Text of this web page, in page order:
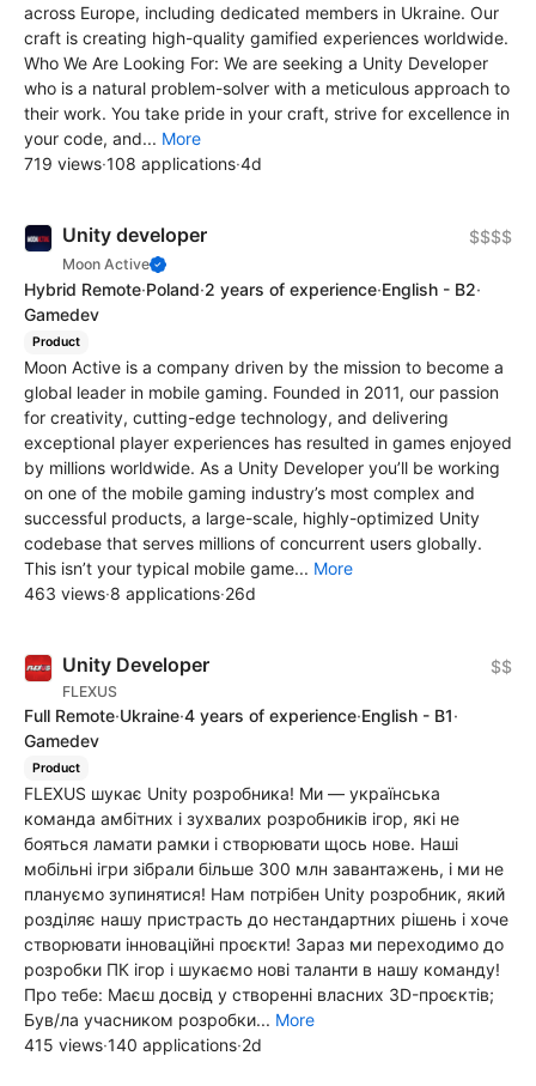
across Europe, including dedicated members in Ukraine. Our
craft is creating high-quality gamified experiences worldwide.
Who We Are Looking For: We are seeking a Unity Developer
who is a natural problem-solver with a meticulous approach to
their work. You take pride in your craft, strive for excellence in
your code, and... More
719 views·108 applications·4d
Unity developer
Moon Active
$$$$
Hybrid Remote·Poland·2 years of experience·English - B2·
Gamedev
Product
Moon Active is a company driven by the mission to become a
global leader in mobile gaming. Founded in 2011, our passion
for creativity, cutting-edge technology, and delivering
exceptional player experiences has resulted in games enjoyed
by millions worldwide. As a Unity Developer you’ll be working
on one of the mobile gaming industry’s most complex and
successful products, a large-scale, highly-optimized Unity
codebase that serves millions of concurrent users globally.
This isn’t your typical mobile game... More
463 views·8 applications·26d
Unity Developer
FLEXUS
$$
Full Remote·Ukraine·4 years of experience·English - B1·
Gamedev
Product
FLEXUS шукає Unity розробника! Ми — українська
команда амбітних і зухвалих розробників ігор, які не
бояться ламати рамки і створювати щось нове. Наші
мобільні ігри зібрали більше 300 млн завантажень, і ми не
плануємо зупинятися! Нам потрібен Unity розробник, який
розділяє нашу пристрасть до нестандартних рішень і хоче
створювати інноваційні проєкти! Зараз ми переходимо до
розробки ПК ігор і шукаємо нові таланти в нашу команду!
Про тебе: Маєш досвід у створенні власних 3D-проєктів;
Був/ла учасником розробки... More
415 views·140 applications·2d